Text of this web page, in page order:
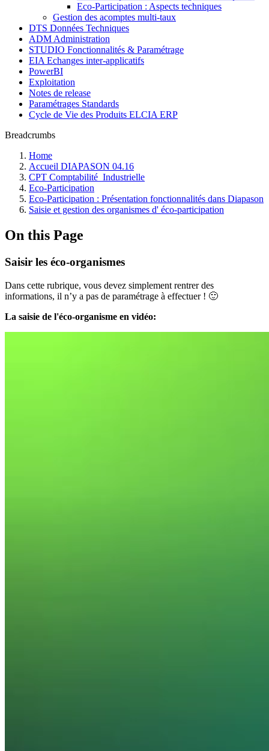
Eco-Participation : Aspects techniques
Gestion des acomptes multi-taux
DTS Données Techniques
ADM Administration
STUDIO Fonctionnalités & Paramétrage
EIA Echanges inter-applicatifs
PowerBI
Exploitation
Notes de release
Paramétrages Standards
Cycle de Vie des Produits ELCIA ERP
Breadcrumbs
Home
Accueil DIAPASON 04.16
CPT Comptabilité_Industrielle
Eco-Participation
Eco-Participation : Présentation fonctionnalités dans Diapason
Saisie et gestion des organismes d' éco-participation
On this Page
Saisir les éco-organismes
Dans cette rubrique, vous devez simplement rentrer des
informations, il n’y a pas de paramétrage à effectuer ! 🙂
La saisie de l'éco-organisme en vidéo: